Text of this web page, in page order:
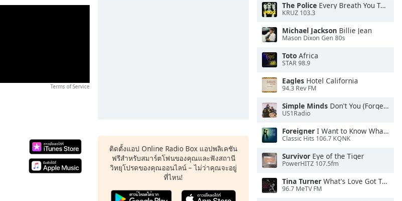
Terms of Service
ติดตั้งแอป Online Radio Box แอปพลิเคชัน
ฟรีสำหรับสมาร์ตโฟนของคุณและฟังสถานี
วิทยุโปรดของคุณออนไลน์ – ไม่ว่าคุณจะอยู่
ที่ไหน!
The Police Every Breath You Take
KRUZ 103.3
Michael Jackson Billie Jean
Mason Dixon Gen 80s
Toto Africa
STAR 98.9
Eagles Hotel California
94.3 Rev FM
Simple Minds Don't You (Forget About Me)
US1Radio
Foreigner I Want to Know What Love Is
Classic Hits 106.7 KQNK
Survivor Eye of the Tiger
PowerHITZ 107.5fm
Tina Turner What's Love Got To Do With It
96.7 MeTV FM